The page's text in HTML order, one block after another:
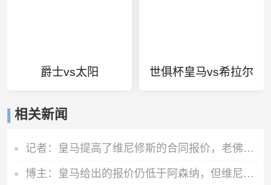
爵士vs太阳 世俱杯皇马vs希拉尔
相关新闻
记者：皇马提高了维尼修斯的合同报价，老佛爷不想放他免费离队
博主：皇马给出的报价仍低于阿森纳，但维尼修斯认可前者的诚意